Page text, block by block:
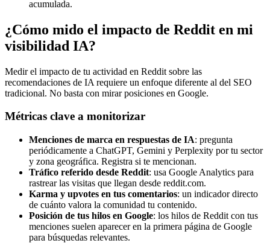
acumulada.
¿Cómo mido el impacto de Reddit en mi
visibilidad IA?
Medir el impacto de tu actividad en Reddit sobre las
recomendaciones de IA requiere un enfoque diferente al del SEO
tradicional. No basta con mirar posiciones en Google.
Métricas clave a monitorizar
Menciones de marca en respuestas de IA: pregunta
periódicamente a ChatGPT, Gemini y Perplexity por tu sector
y zona geográfica. Registra si te mencionan.
Tráfico referido desde Reddit: usa Google Analytics para
rastrear las visitas que llegan desde reddit.com.
Karma y upvotes en tus comentarios: un indicador directo
de cuánto valora la comunidad tu contenido.
Posición de tus hilos en Google: los hilos de Reddit con tus
menciones suelen aparecer en la primera página de Google
para búsquedas relevantes.